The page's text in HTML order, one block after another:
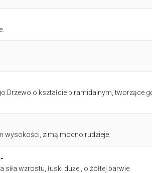
o kształcie piramidalnym, tworzące
wysokości, zimą mocno rudzieje.
wzrostu, łuski duże , o żółtej barwie.